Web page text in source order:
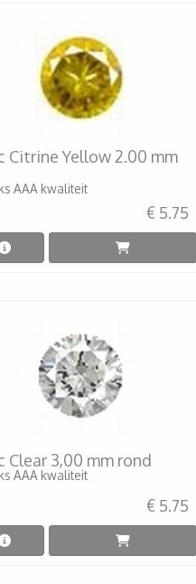
Citrine Yellow 2.00 mm
AAA kwaliteit
€ 5.75
Clear 3,00 mm rond
AAA kwaliteit
€ 5.75